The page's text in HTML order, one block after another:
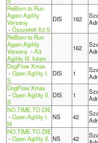
ReBorn to Run
Again Agility
Verseny
-Összetett A3 S
DIS 162
ReBorn to Run
Again Agility
Verseny -A3
Agility III. futam
162
DogFlow Xmas
-Open Agility I.
S
DIS 1
DogFlow Xmas
-Open Agility II.
S
DIS 1
NO.TIME.TO.DIE
-Open Agility I.
M
NS 42
NO.TIME.TO.DIE
-Open Agility II. NS 42